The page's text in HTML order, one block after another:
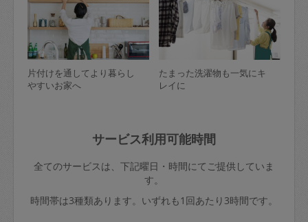
片付けを通してより暮らし
やすいお家へ
たまった洗濯物も一気にキ
レイに
サービス利用可能時間
全てのサービスは、下記曜日・時間にてご提供していま
す。
時間帯は3種類あります。いずれも1回あたり3時間です。